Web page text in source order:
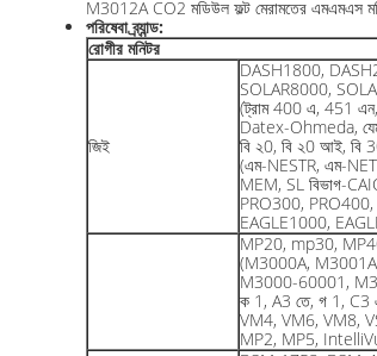
M3012A CO2 মডিউল ফল্ট মেরামতের এমএমএস
পরিষেবা ব্র্যান্ড:
রোগীর মনিটর
জিই
DASH1800,
SOLAR8000,
(ট্রাম 400 এ, 451
Datex-Ohmeda,
বি ২0, বি ২0 আই, বি
(এম-NESTR, এম-
MEM, SL বিভাগ-
PRO300,
EAGLE1000,
MP20, mp30,
(M3000A,
M3000-60001,
ক 1, A3 তে, গ 1,
VM4, VM6, VM8,
MP2, MP5,